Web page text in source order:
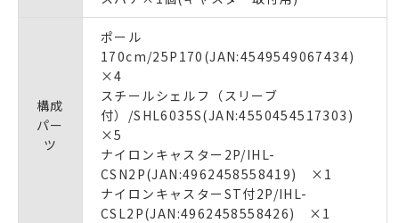
構成
パー
ツ
ポール
170cm/25P170(JAN:4549549067434)
×4
スチールシェルフ（スリーブ
付）/SHL6035S(JAN:4550454517303)
×5
ナイロンキャスター2P/IHL-
CSN2P(JAN:4962458558419) ×1
ナイロンキャスターST付2P/IHL-
CSL2P(JAN:4962458558426) ×1